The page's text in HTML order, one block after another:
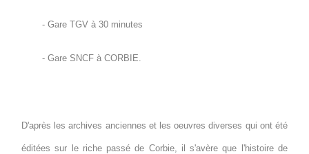
- Gare TGV à 30 minutes
- Gare SNCF à CORBIE.
D'après les archives anciennes et les oeuvres diverses qui ont été
éditées sur le riche passé de Corbie, il s'avère que l'histoire de